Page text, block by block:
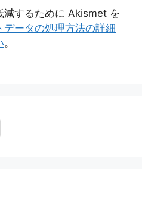
減するために Akismet を
データの処理方法の詳細
。